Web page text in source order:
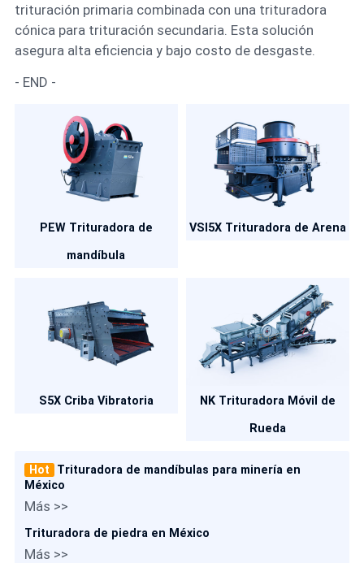
trituración primaria combinada con una trituradora
cónica para trituración secundaria. Esta solución
asegura alta eficiencia y bajo costo de desgaste.
- END -
PEW Trituradora de
mandíbula
VSI5X Trituradora de Arena
S5X Criba Vibratoria
NK Trituradora Móvil de
Rueda
Hot
Trituradora de mandíbulas para minería en
México
Más >>
Trituradora de piedra en México
Más >>